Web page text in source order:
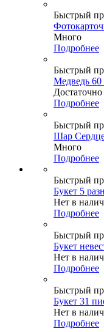
Быстрый
Много
Подробнее
Быстрый
Медведь
Достаточно
Подробнее
Быстрый
Шар
Много
Подробнее
Быстрый
Букет 5
Нет в
Подробнее
Быстрый
Букет
Нет в
Подробнее
Быстрый
Букет 31
Нет в
Подробнее